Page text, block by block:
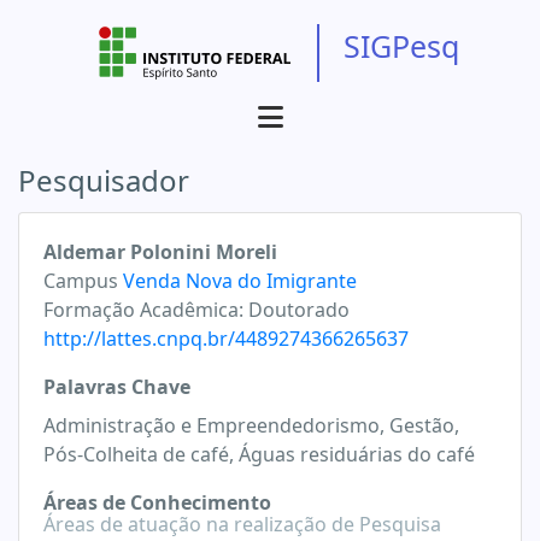
SIGPesq
Pesquisador
Aldemar Polonini Moreli
Campus Venda Nova do Imigrante
Formação Acadêmica: Doutorado
http://lattes.cnpq.br/4489274366265637
Palavras Chave
Administração e Empreendedorismo, Gestão,
Pós-Colheita de café, Águas residuárias do café
Áreas de Conhecimento
Áreas de atuação na realização de Pesquisa